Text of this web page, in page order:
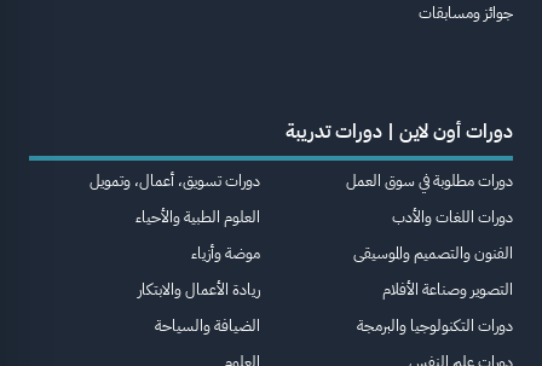
جوائز ومسابقات
دورات أون لاين | دورات تدريبة
دورات مطلوبة في سوق العمل
دورات اللغات والأدب
الفنون والتصميم والموسيقى
التصوير وصناعة الأفلام
دورات التكنولوجيا والبرمجة
دورات تسويق، أعمال، وتمويل
العلوم الطبية والأحياء
موضة وأزياء
ريادة الأعمال والابتكار
الضيافة والسياحة